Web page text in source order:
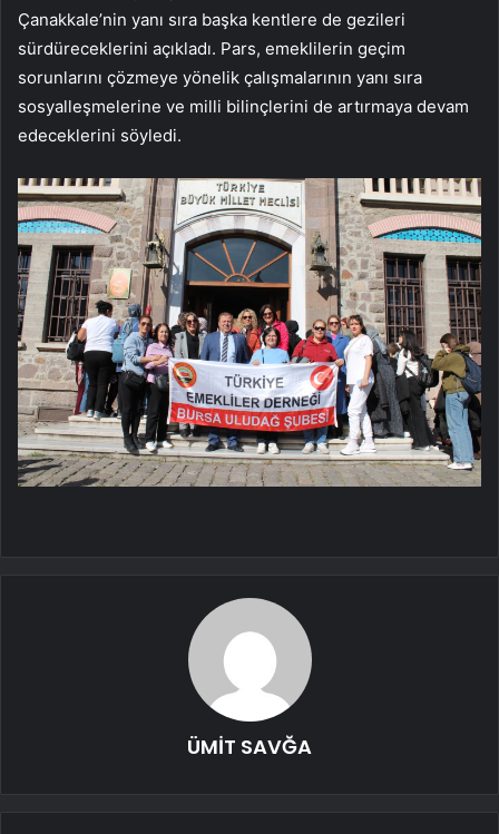
Çanakkale’nin yanı sıra başka kentlere de gezileri
sürdüreceklerini açıkladı. Pars, emeklilerin geçim
sorunlarını çözmeye yönelik çalışmalarının yanı sıra
sosyalleşmelerine ve milli bilinçlerini de artırmaya devam
edeceklerini söyledi.
ÜMİT SAVĞA